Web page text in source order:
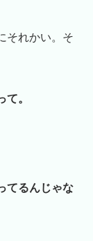
それかい。そ
。
てるんじゃな